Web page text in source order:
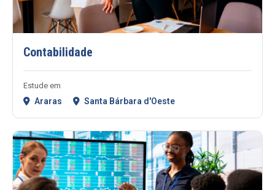
Contabilidade
Estude em
Araras Santa Bárbara d'Oeste